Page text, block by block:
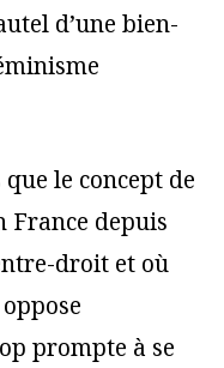
d’une bien-
le concept de
France depuis
droit et où
prompte à se